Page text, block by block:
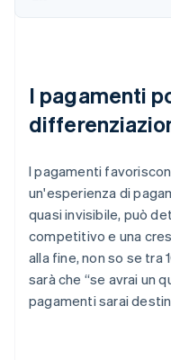
I pagamenti
I pagamenti
un'esperienza di
quasi invisibile, può
competitivo e una
alla fine, non so se tra
sarà che “se avrai un
pagamenti sarai